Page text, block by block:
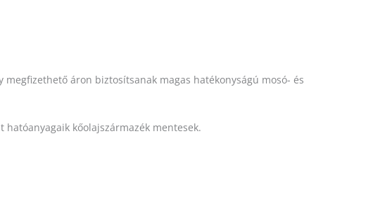
áron biztosítsanak magas hatékonyságú mosó- és
kőolajszármazék mentesek.